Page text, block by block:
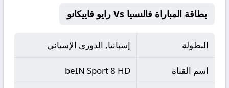
بطاقة المباراة فالنسيا Vs رايو فاييكانو
البطولة إسبانيا, الدوري الإسباني
اسم القناة beIN Sport 8 HD